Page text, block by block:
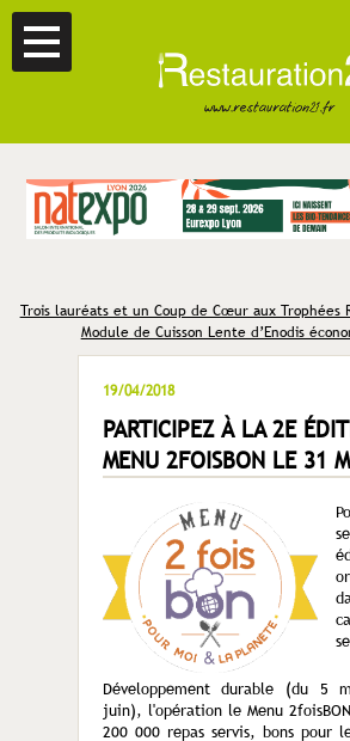
Trois lauréats et un Coup de Cœur aux Trophées
Module de Cuisson Lente d’Enodis
19/04/2018
PARTICIPEZ À LA 2E
MENU 2FOISBON LE 31
Développement durable (du 5
juin), l'opération le Menu
200 000 repas servis, bons pour